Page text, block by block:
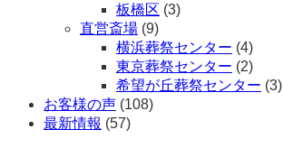
板橋区 (3)
直営斎場 (9)
横浜葬祭センター (4)
東京葬祭センター (2)
希望が丘葬祭センター (3)
お客様の声 (108)
最新情報 (57)